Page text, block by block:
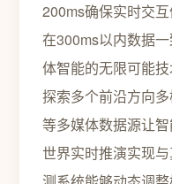
200ms确保实时交
在300ms以内数据
体智能的无限可能
探索多个前沿方向
等多媒体数据源让
世界实时推演实现